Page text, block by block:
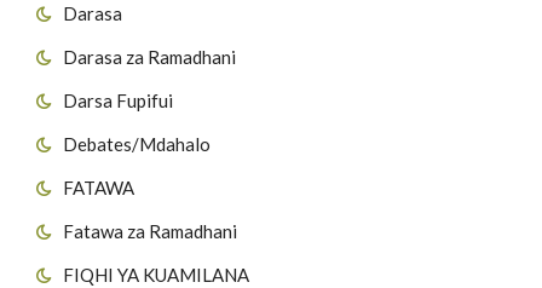
Darasa
Darasa za Ramadhani
Darsa Fupifui
Debates/Mdahalo
FATAWA
Fatawa za Ramadhani
FIQHI YA KUAMILANA